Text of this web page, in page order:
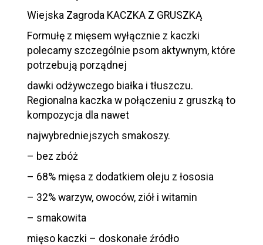
Wiejska Zagroda KACZKA Z GRUSZKĄ
Formułę z mięsem wyłącznie z kaczki
polecamy szczególnie psom aktywnym, które
potrzebują porządnej
dawki odżywczego białka i tłuszczu.
Regionalna kaczka w połączeniu z gruszką to
kompozycja dla nawet
najwybredniejszych smakoszy.
– bez zbóż
– 68% mięsa z dodatkiem oleju z łososia
– 32% warzyw, owoców, ziół i witamin
– smakowita
mięso kaczki – doskonałe źródło